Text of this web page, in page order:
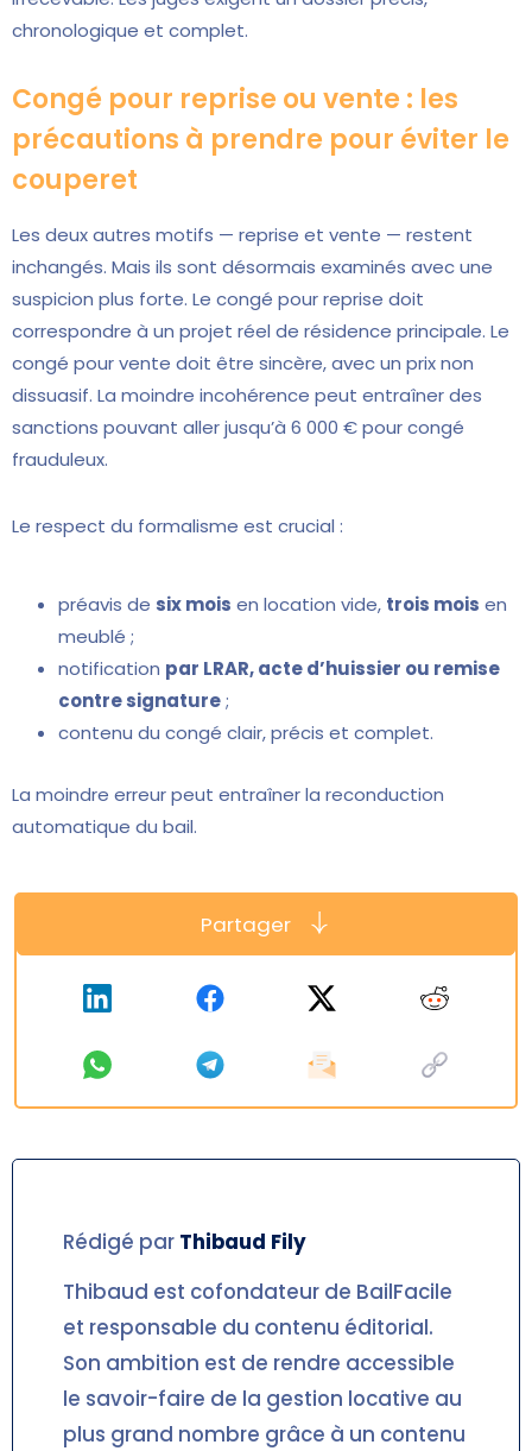
chronologique et complet.
Congé pour reprise ou vente : les
précautions à prendre pour éviter le
couperet
Les deux autres motifs — reprise et vente — restent
inchangés. Mais ils sont désormais examinés avec une
suspicion plus forte. Le congé pour reprise doit
correspondre à un projet réel de résidence principale. Le
congé pour vente doit être sincère, avec un prix non
dissuasif. La moindre incohérence peut entraîner des
sanctions pouvant aller jusqu’à 6 000 € pour congé
frauduleux.
Le respect du formalisme est crucial :
préavis de six mois en location vide, trois mois en
meublé ;
notification par LRAR, acte d’huissier ou remise
contre signature;
contenu du congé clair, précis et complet.
La moindre erreur peut entraîner la reconduction
automatique du bail.
Partager
Rédigé par Thibaud Fily
Thibaud est cofondateur de BailFacile
et responsable du contenu éditorial.
Son ambition est de rendre accessible
le savoir-faire de la gestion locative au
plus grand nombre grâce à un contenu